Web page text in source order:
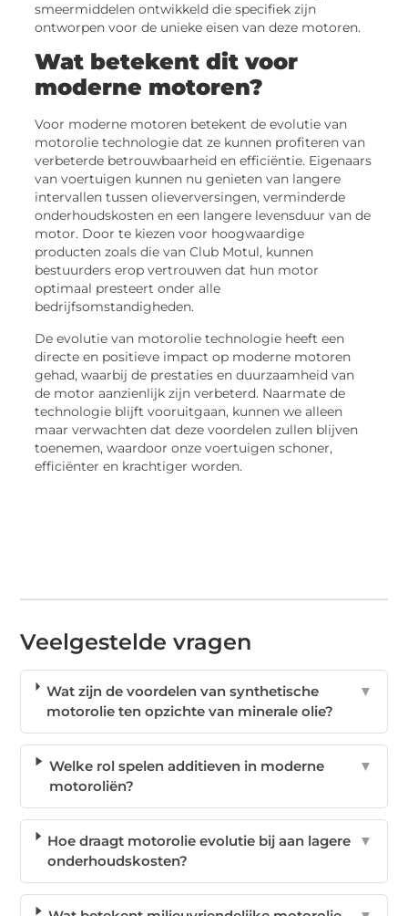
smeermiddelen ontwikkeld die specifiek zijn
ontworpen voor de unieke eisen van deze motoren.
Wat betekent dit voor
moderne motoren?
Voor moderne motoren betekent de evolutie van
motorolie technologie dat ze kunnen profiteren van
verbeterde betrouwbaarheid en efficiëntie. Eigenaars
van voertuigen kunnen nu genieten van langere
intervallen tussen olieverversingen, verminderde
onderhoudskosten en een langere levensduur van de
motor. Door te kiezen voor hoogwaardige
producten zoals die van Club Motul, kunnen
bestuurders erop vertrouwen dat hun motor
optimaal presteert onder alle
bedrijfsomstandigheden.
De evolutie van motorolie technologie heeft een
directe en positieve impact op moderne motoren
gehad, waarbij de prestaties en duurzaamheid van
de motor aanzienlijk zijn verbeterd. Naarmate de
technologie blijft vooruitgaan, kunnen we alleen
maar verwachten dat deze voordelen zullen blijven
toenemen, waardoor onze voertuigen schoner,
efficiënter en krachtiger worden.
Veelgestelde vragen
Wat zijn de voordelen van synthetische
motorolie ten opzichte van minerale olie?
▼
Welke rol spelen additieven in moderne
motoroliën?
▼
Hoe draagt motorolie evolutie bij aan lagere
onderhoudskosten?
▼